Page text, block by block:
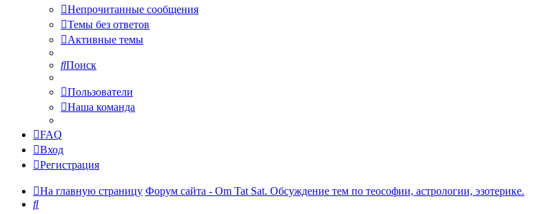
Непрочитанные сообщения
Темы без ответов
Активные темы
Поиск
Пользователи
Наша команда
FAQ
Вход
Регистрация
На главную страницу Форум сайта - Om Tat Sat. Обсуждение тем по теософии, астрологии, эзотерике.
Поиск